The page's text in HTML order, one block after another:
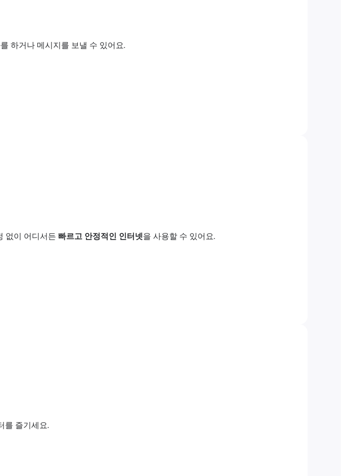
하거나 메시지를 보낼 수 있어요.
없이 어디서든 빠르고 안정적인 인터넷을 사용할 수 있어요.
를 즐기세요.